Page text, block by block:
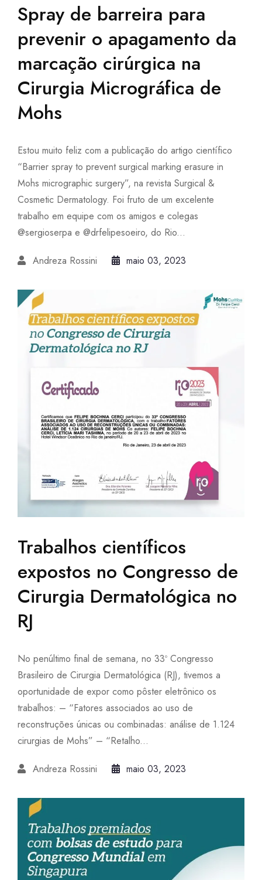
Spray de barreira para
prevenir o apagamento da
marcação cirúrgica na
Cirurgia Micrográfica de
Mohs
Estou muito feliz com a publicação do artigo científico
“Barrier spray to prevent surgical marking erasure in
Mohs micrographic surgery”, na revista Surgical &
Cosmetic Dermatology. Foi fruto de um excelente
trabalho em equipe com os amigos e colegas
@sergioserpa e @drfelipesoeiro, do Rio...
Andreza Rossini maio 03, 2023
Trabalhos científicos
expostos no Congresso de
Cirurgia Dermatológica no
RJ
No penúltimo final de semana, no 33º Congresso
Brasileiro de Cirurgia Dermatológica (RJ), tivemos a
oportunidade de expor como pôster eletrônico os
trabalhos: – “Fatores associados ao uso de
reconstruções únicas ou combinadas: análise de 1.124
cirurgias de Mohs” – “Retalho...
Andreza Rossini maio 03, 2023